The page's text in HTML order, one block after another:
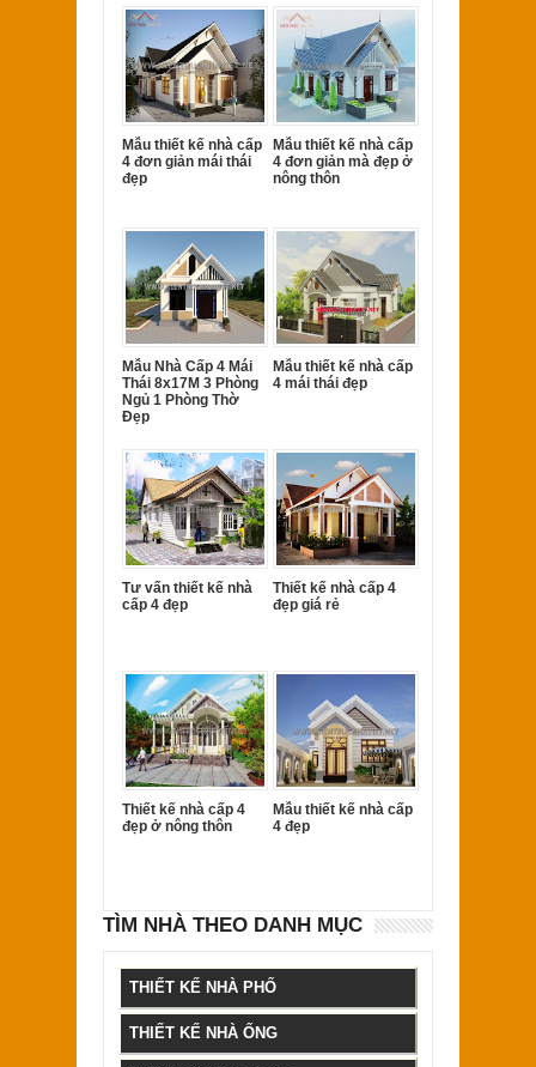
Mẫu thiết kế nhà cấp
4 đơn giản mái thái
đẹp
Mẫu thiết kế nhà cấp
4 đơn giản mà đẹp ở
nông thôn
Mẫu Nhà Cấp 4 Mái
Thái 8x17M 3 Phòng
Ngủ 1 Phòng Thờ
Đẹp
Mẫu thiết kế nhà cấp
4 mái thái đẹp
Tư vấn thiết kế nhà
cấp 4 đẹp
Thiết kế nhà cấp 4
đẹp giá rẻ
Thiết kế nhà cấp 4
đẹp ở nông thôn
Mẫu thiết kế nhà cấp
4 đẹp
TÌM NHÀ THEO DANH MỤC
THIẾT KẾ NHÀ PHỐ
THIẾT KẾ NHÀ ỐNG